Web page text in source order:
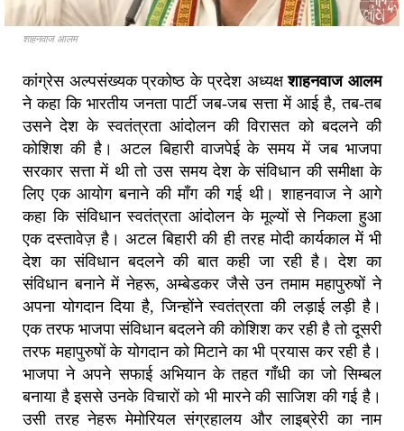
शाहनवाज आलम
कांग्रेस अल्पसंख्यक प्रकोष्ठ के प्रदेश अध्यक्षशाहनवाज आलम
ने कहा कि भारतीय जनता पार्टी जब-जब सत्ता में आई है, तब-तब
उसने देश के स्वतंत्रता आंदोलन की विरासत को बदलने की
कोशिश की है। अटल बिहारी वाजपेई के समय में जब भाजपा
सरकार सत्ता में थी तो उस समय देश के संविधान की समीक्षा के
लिए एक आयोग बनाने की माँग की गई थी। शाहनवाज ने आगे
कहा कि संविधान स्वतंत्रता आंदोलन के मूल्यों से निकला हुआ
एक दस्तावेज़ है। अटल बिहारी की ही तरह मोदी कार्यकाल में भी
देश का संविधान बदलने की बात कही जा रही है। देश का
संविधान बनाने में नेहरू, अम्बेडकर जैसे उन तमाम महापुरुषों ने
अपना योगदान दिया है, जिन्होंने स्वतंत्रता की लड़ाई लड़ी है।
एक तरफ भाजपा संविधान बदलने की कोशिश कर रही है तो दूसरी
तरफ महापुरुषों के योगदान को मिटाने का भी प्रयास कर रही है।
भाजपा ने अपने सफाई अभियान के तहत गाँधी का जो सिम्बल
बनाया है इससे उनके विचारों को भी मारने की साजिश की गई है।
उसी तरह नेहरू मेमोरियल संग्रहालय और लाइब्रेरी का नाम